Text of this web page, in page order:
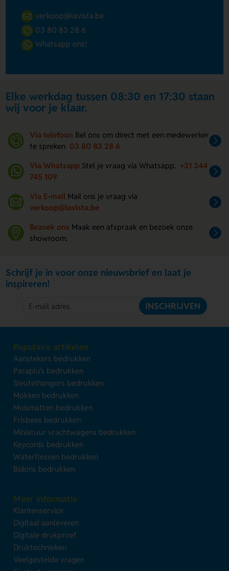
verkoop@lavista.be
03 80 83 28 6
Whatsapp ons!
Elke werkdag tussen 08:30 en 17:30 staan
wij voor je klaar.
Via telefoon Bel ons om direct met een medewerker
te spreken 03 80 83 28 6
Via Whatsapp Stel je vraag via Whatsapp. +31 344
745 109
Via E-mail Mail ons je vraag via
verkoop@lavista.be
Bezoek ons Maak een afspraak en bezoek onze
showroom.
Schrijf je in voor onze nieuwsbrief en laat je
inspireren!
INSCHRIJVEN
Populaire artikelen
Aanstekers bedrukken
Paraplu's bedrukken
Sleutelhangers bedrukken
Mokken bedrukken
Muismatten bedrukken
Frisbees bedrukken
Miniatuur vrachtwagens bedrukken
Keycords bedrukken
Waterflessen bedrukken
Bidons bedrukken
Meer informatie
Klantenservice
Digitaal aanleveren
Digitale drukproef
Druktechnieken
Veelgestelde vragen